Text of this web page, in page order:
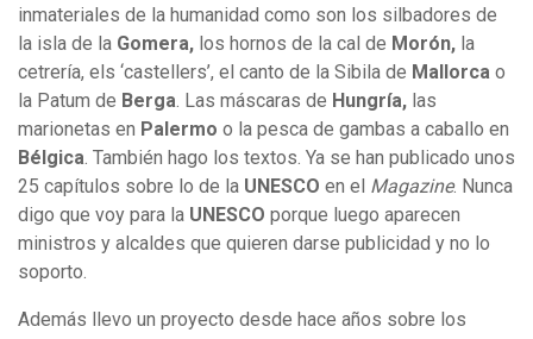
inmateriales de la humanidad como son los silbadores de
la isla de la Gomera, los hornos de la cal de Morón, la
cetrería, els ‘castellers’, el canto de la Sibila de Mallorca o
la Patum de Berga. Las máscaras de Hungría, las
marionetas en Palermo o la pesca de gambas a caballo en
Bélgica. También hago los textos. Ya se han publicado unos
25 capítulos sobre lo de la UNESCO en el Magazine. Nunca
digo que voy para la UNESCO porque luego aparecen
ministros y alcaldes que quieren darse publicidad y no lo
soporto.
Además llevo un proyecto desde hace años sobre los